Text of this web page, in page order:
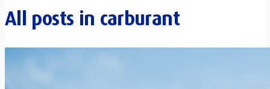
All posts in carburant